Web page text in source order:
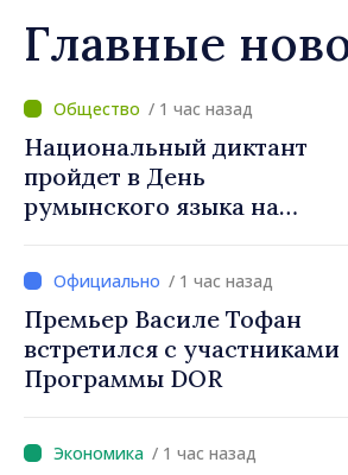
Главные
/ 18 минут назад
"Жёлтый код"
метеоопасности в связи с
жарой: ожидается до +35
/ 1 час назад
Премьер Василе Тофан
встретился с участниками
Программы DOR
/ 1 час назад